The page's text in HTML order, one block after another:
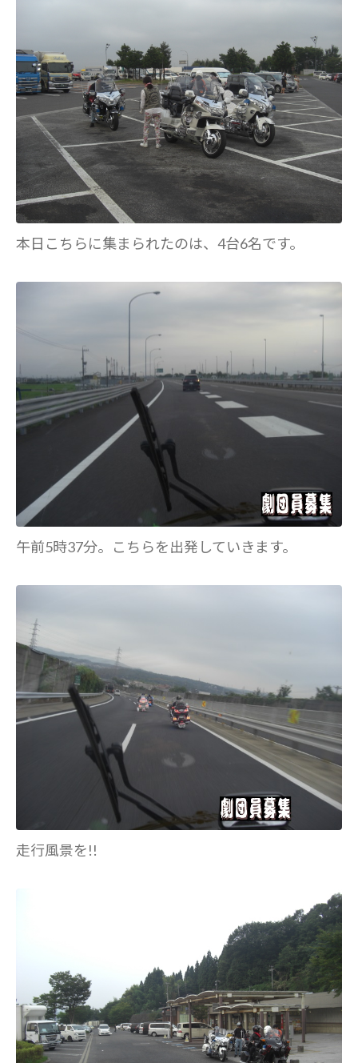
本日こちらに集まられたのは、4台6名です。
午前5時37分。こちらを出発していきます。
走行風景を!!